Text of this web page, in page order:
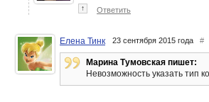
↑ Ответить
Елена Тинк 23 сентября 2015 года #
Марина Тумовская пишет:
Невозможность указать тип